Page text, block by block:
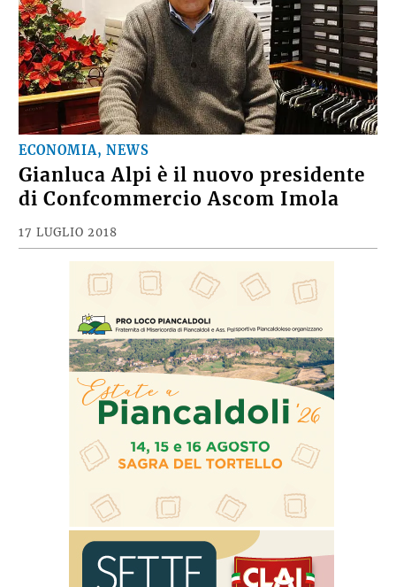
ECONOMIA, NEWS
Gianluca Alpi è il nuovo presidente
di Confcommercio Ascom Imola
17 LUGLIO 2018